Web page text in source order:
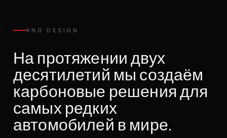
RNG DESIGN
На протяжении двух
десятилетий мы создаём
карбоновые решения для
самых редких
автомобилей в мире.